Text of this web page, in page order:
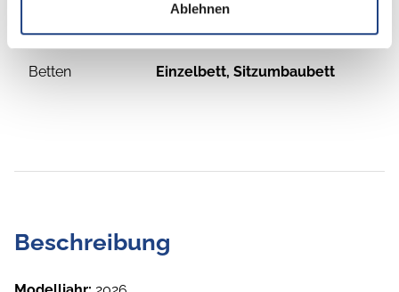
Ablehnen
Küche
Betten Einzelbett, Sitzumbaubett
Beschreibung